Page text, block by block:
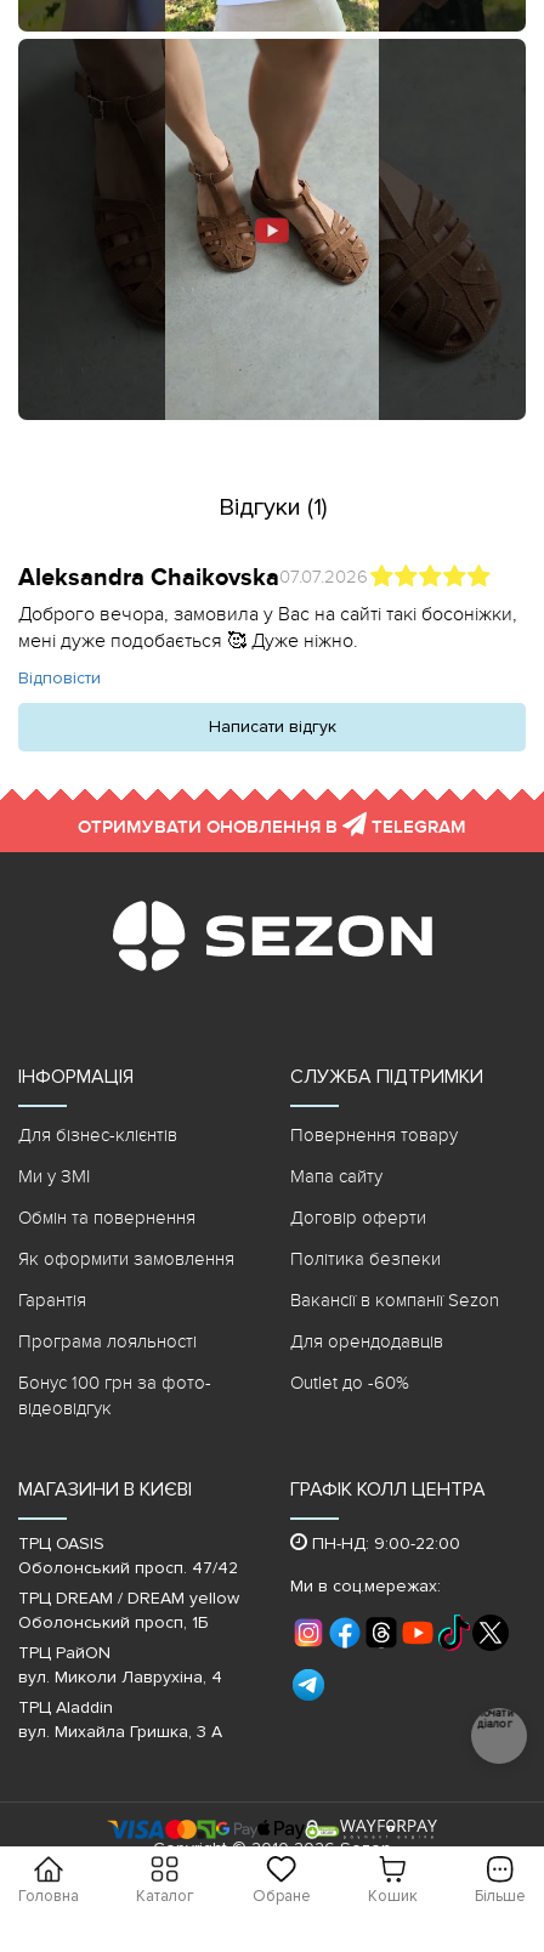
Головна Каталог Обране Кошик Більше
Відгуки (1)
Aleksandra Chaikovska07.07.2026
Доброго вечора, замовила у Вас на сайті такі босоніжки,
мені дуже подобається 🥰 Дуже ніжно.
Відповісти
Написати відгук
ОТРИМУВАТИ ОНОВЛЕННЯ В TELEGRAM
ІНФОРМАЦІЯ
Для бізнес-клієнтів
Ми у ЗМІ
Обмін та повернення
Як оформити замовлення
Гарантія
Програма лояльності
Бонус 100 грн за фото-
відеовідгук
СЛУЖБА ПІДТРИМКИ
Повернення товару
Мапа сайту
Договір оферти
Політика безпеки
Вакансії в компанії Sezon
Для орендодавців
Outlet до -60%
МАГАЗИНИ В КИЄВІ
ТРЦ OASIS
Оболонський просп. 47/42
ТРЦ DREAM / DREAM yellow
Оболонський просп, 1Б
ТРЦ РайON
вул. Миколи Лаврухіна, 4
ТРЦ Aladdin
вул. Михайла Гришка, 3 А
ГРАФІК КОЛЛ ЦЕНТРА
ПН-НД: 9:00-22:00
Ми в соц.мережах:
Copyright © 2010-2026 Sezon
Почати
діалог